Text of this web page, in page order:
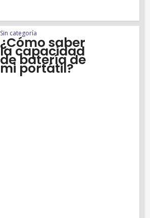
Sin categoría
¿Cómo saber
la capacidad
de batería de
mi portátil?